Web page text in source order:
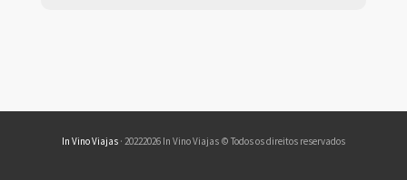
In Vino Viajas · 20222026 In Vino Viajas © Todos os direitos reservados